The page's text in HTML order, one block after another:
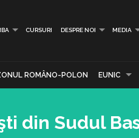
CURSURI DESPRE NOI MEDIA
ROMÂNO-POLON EUNIC
din Sudul